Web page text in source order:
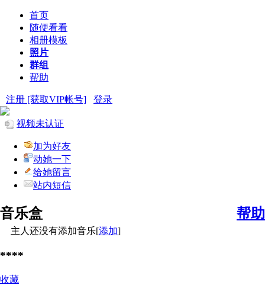
首页
随便看看
相册模板
照片
群组
帮助
注册 [获取VIP帐号] 登录
视频未认证
加为好友
动她一下
给她留言
站内短信
帮助
音乐盒
主人还没有添加音乐[添加]
****
收藏